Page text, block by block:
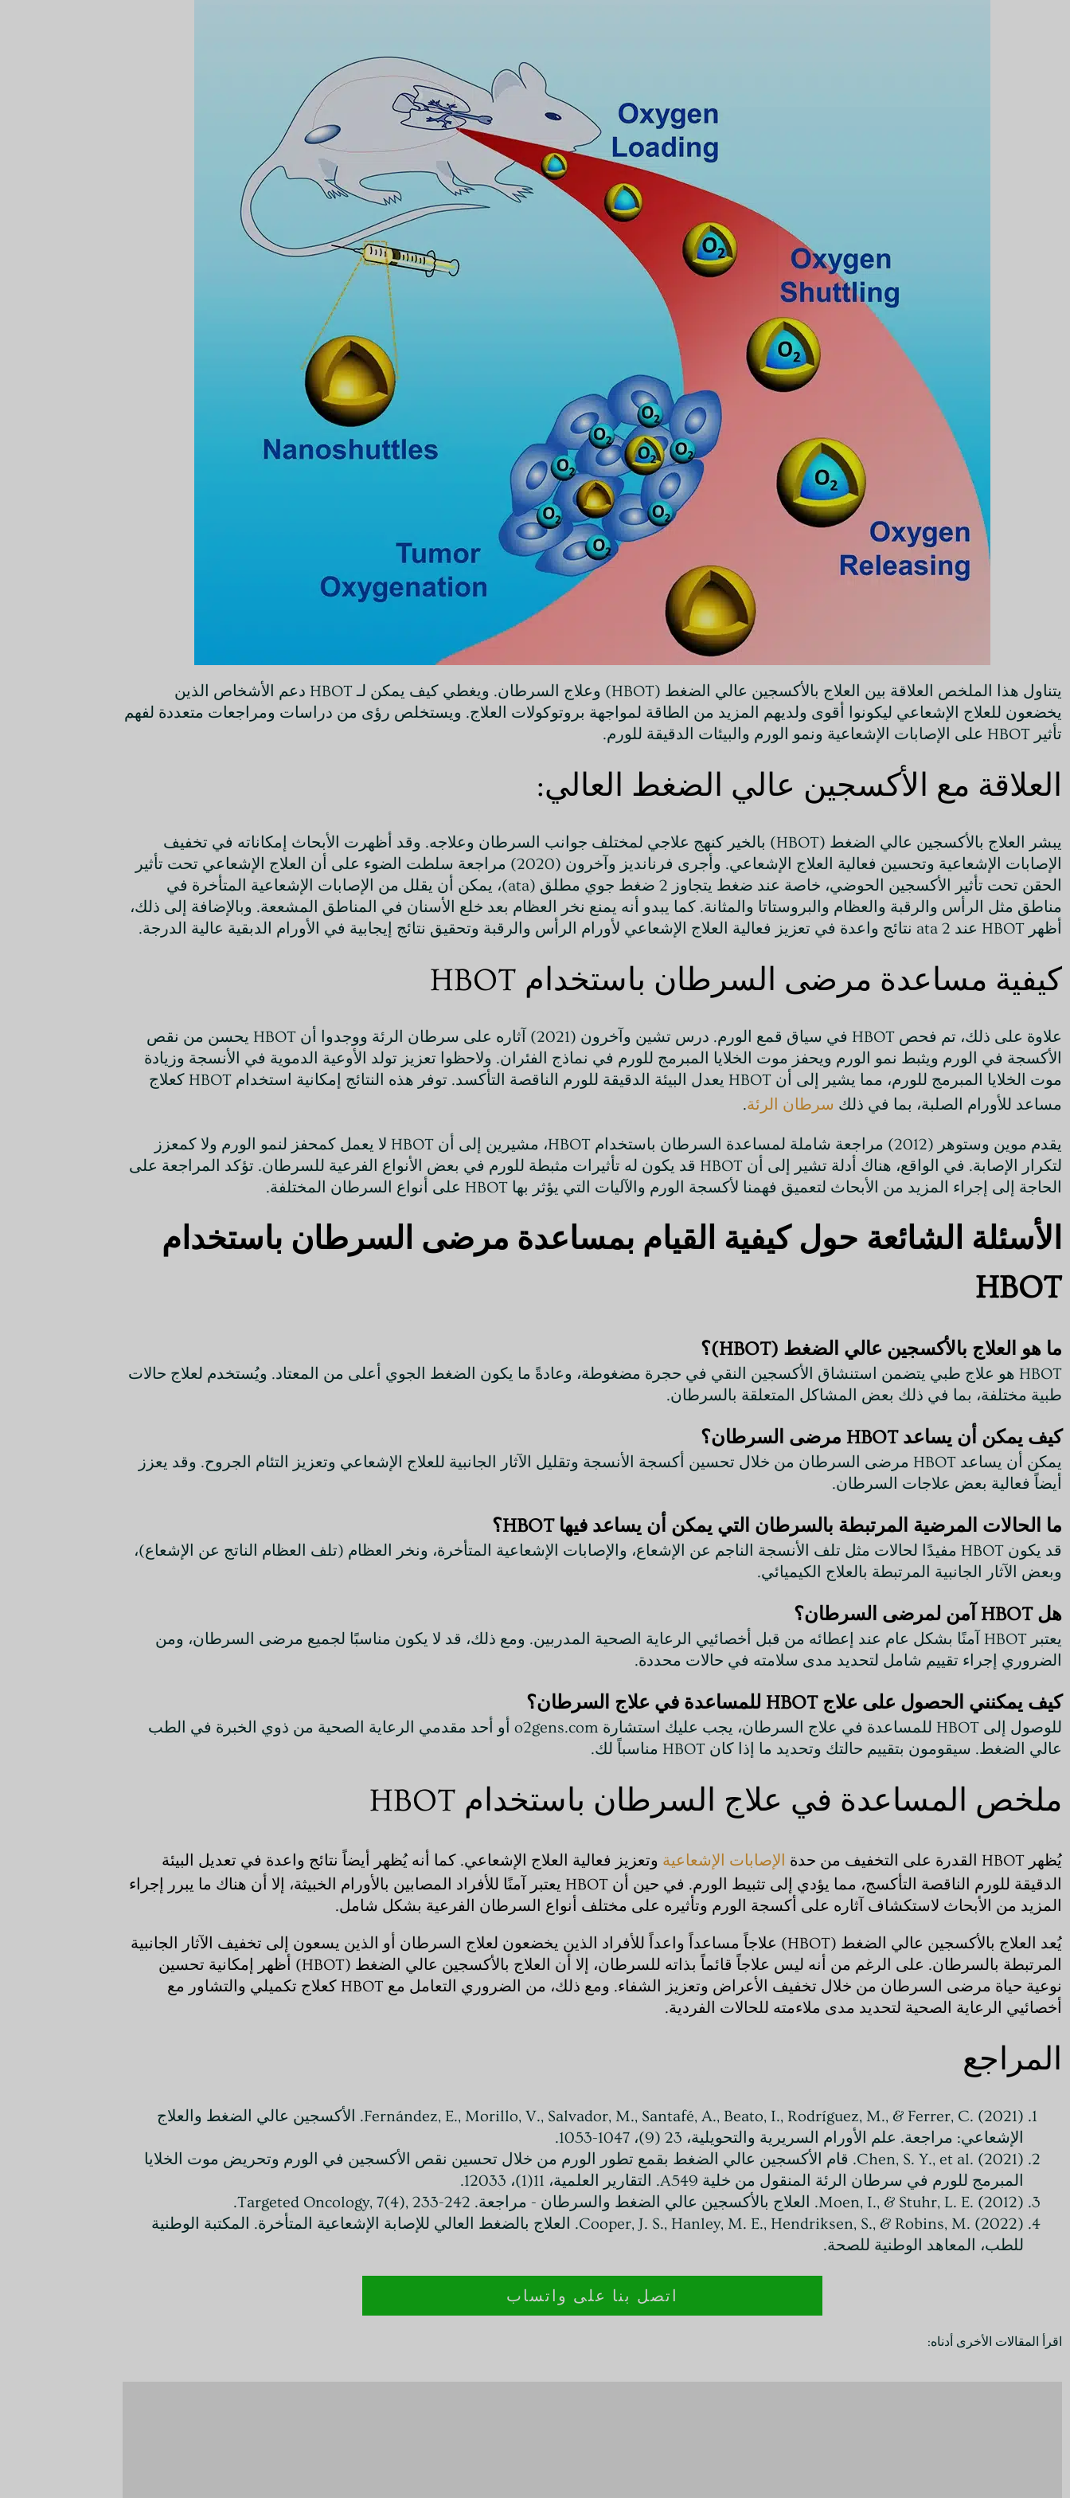
يتناول هذا الملخص العلاقة بين العلاج بالأكسجين عالي الضغط (HBOT) وعلاج السرطان. ويغطي كيف يمكن لـ HBOT دعم الأشخاص الذين
يخضعون للعلاج الإشعاعي ليكونوا أقوى ولديهم المزيد من الطاقة لمواجهة بروتوكولات العلاج. ويستخلص رؤى من دراسات ومراجعات متعددة لفهم
تأثير HBOT على الإصابات الإشعاعية ونمو الورم والبيئات الدقيقة للورم.
العلاقة مع الأكسجين عالي الضغط العالي:
يبشر العلاج بالأكسجين عالي الضغط (HBOT) بالخير كنهج علاجي لمختلف جوانب السرطان وعلاجه. وقد أظهرت الأبحاث إمكاناته في تخفيف
الإصابات الإشعاعية وتحسين فعالية العلاج الإشعاعي. وأجرى فرنانديز وآخرون (2020) مراجعة سلطت الضوء على أن العلاج الإشعاعي تحت تأثير
الحقن تحت تأثير الأكسجين الحوضي، خاصة عند ضغط يتجاوز 2 ضغط جوي مطلق (ata)، يمكن أن يقلل من الإصابات الإشعاعية المتأخرة في
مناطق مثل الرأس والرقبة والعظام والبروستاتا والمثانة. كما يبدو أنه يمنع نخر العظام بعد خلع الأسنان في المناطق المشععة. وبالإضافة إلى ذلك،
أظهر HBOT عند 2 ata نتائج واعدة في تعزيز فعالية العلاج الإشعاعي لأورام الرأس والرقبة وتحقيق نتائج إيجابية في الأورام الدبقية عالية الدرجة.
كيفية مساعدة مرضى السرطان باستخدام HBOT
علاوة على ذلك، تم فحص HBOT في سياق قمع الورم. درس تشين وآخرون (2021) آثاره على سرطان الرئة ووجدوا أن HBOT يحسن من نقص
الأكسجة في الورم ويثبط نمو الورم ويحفز موت الخلايا المبرمج للورم في نماذج الفئران. ولاحظوا تعزيز تولد الأوعية الدموية في الأنسجة وزيادة
موت الخلايا المبرمج للورم، مما يشير إلى أن HBOT يعدل البيئة الدقيقة للورم الناقصة التأكسد. توفر هذه النتائج إمكانية استخدام HBOT كعلاج
مساعد للأورام الصلبة، بما في ذلك سرطان الرئة.
يقدم موين وستوهر (2012) مراجعة شاملة لمساعدة السرطان باستخدام HBOT، مشيرين إلى أن HBOT لا يعمل كمحفز لنمو الورم ولا كمعزز
لتكرار الإصابة. في الواقع، هناك أدلة تشير إلى أن HBOT قد يكون له تأثيرات مثبطة للورم في بعض الأنواع الفرعية للسرطان. تؤكد المراجعة على
الحاجة إلى إجراء المزيد من الأبحاث لتعميق فهمنا لأكسجة الورم والآليات التي يؤثر بها HBOT على أنواع السرطان المختلفة.
الأسئلة الشائعة حول كيفية القيام بمساعدة مرضى السرطان باستخدام
HBOT
ما هو العلاج بالأكسجين عالي الضغط (HBOT)؟
HBOT هو علاج طبي يتضمن استنشاق الأكسجين النقي في حجرة مضغوطة، وعادةً ما يكون الضغط الجوي أعلى من المعتاد. ويُستخدم لعلاج حالات
طبية مختلفة، بما في ذلك بعض المشاكل المتعلقة بالسرطان.
كيف يمكن أن يساعد HBOT مرضى السرطان؟
يمكن أن يساعد HBOT مرضى السرطان من خلال تحسين أكسجة الأنسجة وتقليل الآثار الجانبية للعلاج الإشعاعي وتعزيز التئام الجروح. وقد يعزز
أيضاً فعالية بعض علاجات السرطان.
ما الحالات المرضية المرتبطة بالسرطان التي يمكن أن يساعد فيها HBOT؟
قد يكون HBOT مفيدًا لحالات مثل تلف الأنسجة الناجم عن الإشعاع، والإصابات الإشعاعية المتأخرة، ونخر العظام (تلف العظام الناتج عن الإشعاع)،
وبعض الآثار الجانبية المرتبطة بالعلاج الكيميائي.
هل HBOT آمن لمرضى السرطان؟
يعتبر HBOT آمنًا بشكل عام عند إعطائه من قبل أخصائيي الرعاية الصحية المدربين. ومع ذلك، قد لا يكون مناسبًا لجميع مرضى السرطان، ومن
الضروري إجراء تقييم شامل لتحديد مدى سلامته في حالات محددة.
كيف يمكنني الحصول على علاج HBOT للمساعدة في علاج السرطان؟
للوصول إلى HBOT للمساعدة في علاج السرطان، يجب عليك استشارة o2gens.com أو أحد مقدمي الرعاية الصحية من ذوي الخبرة في الطب
عالي الضغط. سيقومون بتقييم حالتك وتحديد ما إذا كان HBOT مناسباً لك.
ملخص المساعدة في علاج السرطان باستخدام HBOT
يُظهر HBOT القدرة على التخفيف من حدة الإصابات الإشعاعية وتعزيز فعالية العلاج الإشعاعي. كما أنه يُظهر أيضاً نتائج واعدة في تعديل البيئة
الدقيقة للورم الناقصة التأكسج، مما يؤدي إلى تثبيط الورم. في حين أن HBOT يعتبر آمنًا للأفراد المصابين بالأورام الخبيثة، إلا أن هناك ما يبرر إجراء
المزيد من الأبحاث لاستكشاف آثاره على أكسجة الورم وتأثيره على مختلف أنواع السرطان الفرعية بشكل شامل.
يُعد العلاج بالأكسجين عالي الضغط (HBOT) علاجاً مساعداً واعداً للأفراد الذين يخضعون لعلاج السرطان أو الذين يسعون إلى تخفيف الآثار الجانبية
المرتبطة بالسرطان. على الرغم من أنه ليس علاجاً قائماً بذاته للسرطان، إلا أن العلاج بالأكسجين عالي الضغط (HBOT) أظهر إمكانية تحسين
نوعية حياة مرضى السرطان من خلال تخفيف الأعراض وتعزيز الشفاء. ومع ذلك، من الضروري التعامل مع HBOT كعلاج تكميلي والتشاور مع
أخصائيي الرعاية الصحية لتحديد مدى ملاءمته للحالات الفردية.
المراجع
Fernández, E., Morillo, V., Salvador, M., Santafé, A., Beato, I., Rodríguez, M., & Ferrer, C. (2021). الأكسجين عالي الضغط والعلاج
الإشعاعي: مراجعة. علم الأورام السريرية والتحويلية، 23 (9)، 1047-1053.
Chen, S. Y., et al. (2021). قام الأكسجين عالي الضغط بقمع تطور الورم من خلال تحسين نقص الأكسجين في الورم وتحريض موت الخلايا
المبرمج للورم في سرطان الرئة المنقول من خلية A549. التقارير العلمية، 11(1)، 12033.
Moen, I., & Stuhr, L. E. (2012). العلاج بالأكسجين عالي الضغط والسرطان - مراجعة. Targeted Oncology, 7(4), 233-242.
Cooper, J. S., Hanley, M. E., Hendriksen, S., & Robins, M. (2022). العلاج بالضغط العالي للإصابة الإشعاعية المتأخرة. المكتبة الوطنية
للطب، المعاهد الوطنية للصحة.
اتصل بنا على واتساب
اقرأ المقالات الأخرى أدناه: